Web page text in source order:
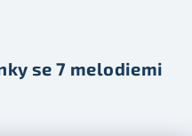
se 7 melodiemi